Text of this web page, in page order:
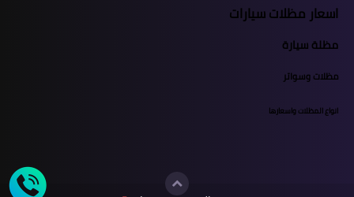
اسعار مظلات سيارات
مظلة سيارة
مظلات وسواتر
انواع المظلات واسعارها